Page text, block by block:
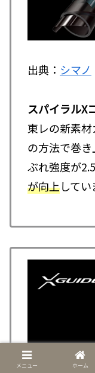
出典： シマノ
スパイラルX
東レの新素
の方法で巻
ぶれ強度が
が向上してい
メニュー ホーム